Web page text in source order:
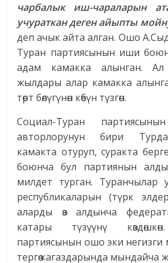
чарбалык иш-чараларын
учураткан деген айыпты
деп ачык айта алган. Ошо
Туран партиясынын иши
адам камакка алынган.
жылдары алар камакка
төрт бөлүгүнөн көбүн түзгөн.
Социал-Туран
авторлорунун бири
камакта отуруп, суракта
боюнча бул партиянын
милдет турган. Туранчылар
республикаларын (түрк
аларды өз алдынча
катары түзүүнү
партиясынын ошо эки
тергөө кагаздарында мындайча